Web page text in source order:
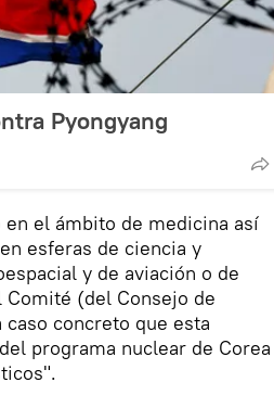
Pyongyang
el ámbito de medicina así
esferas de ciencia y
y de aviación o de
(del Consejo de
concreto que esta
programa nuclear de Corea